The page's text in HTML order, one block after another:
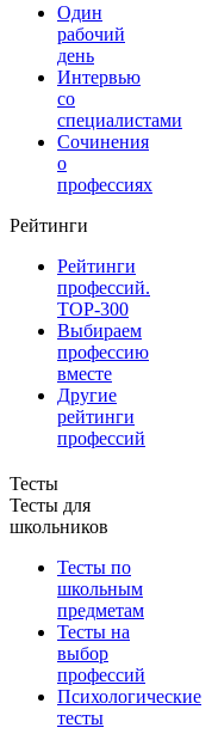
Один
рабочий
день
Интервью
со
специалистами
Сочинения
о
профессиях
Рейтинги
Рейтинги
профессий.
TOP-300
Выбираем
профессию
вместе
Другие
рейтинги
профессий
Тесты
Тесты для
школьников
Тесты по
школьным
предметам
Тесты на
выбор
профессий
Психологические
тесты